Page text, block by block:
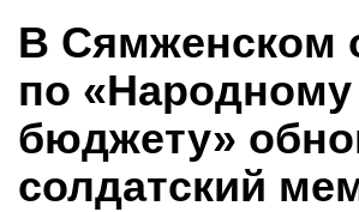
В Сямженском
по «Народному
бюджету»
солдатский